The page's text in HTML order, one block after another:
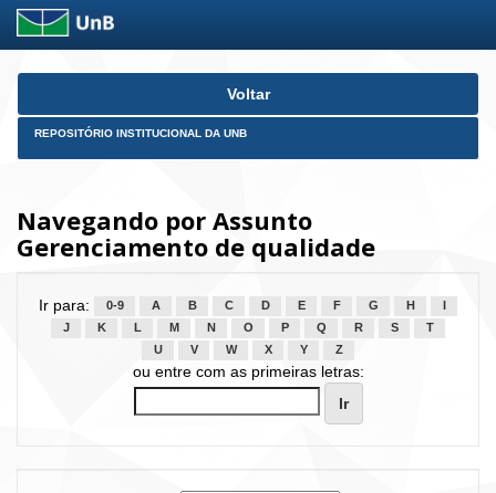
Skip
Voltar
REPOSITÓRIO INSTITUCIONAL DA UNB
Navegando por Assunto
Gerenciamento de qualidade
Ir para: 0-9 A B C D E F G H
J
K L M N O P Q R S
T
U
V W X Y Z
ou entre com as primeiras letras: